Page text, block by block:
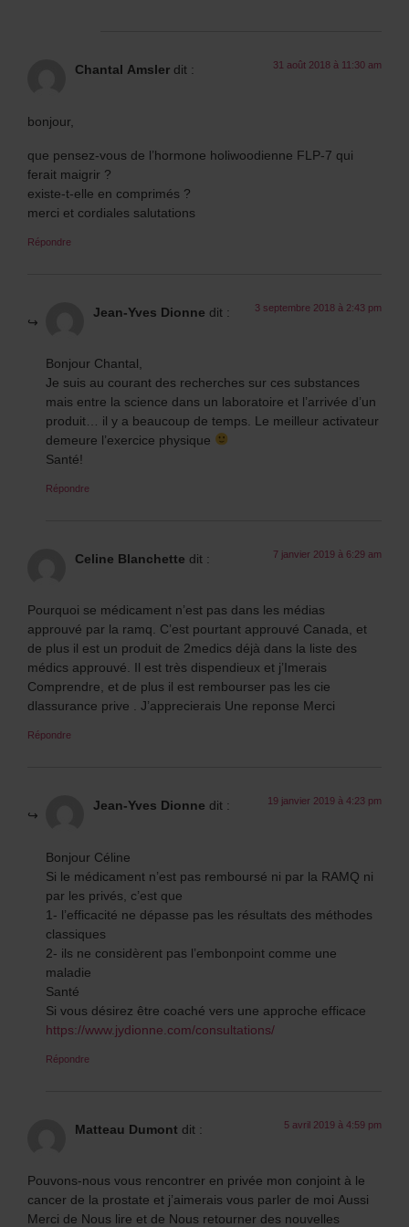
Chantal Amsler dit : 31 août 2018 à 11:30 am
bonjour,
que pensez-vous de l’hormone holiwoodienne FLP-7 qui
ferait maigrir ?
existe-t-elle en comprimés ?
merci et cordiales salutations
Répondre
Jean-Yves Dionne dit : 3 septembre 2018 à 2:43 pm
Bonjour Chantal,
Je suis au courant des recherches sur ces substances
mais entre la science dans un laboratoire et l’arrivée d’un
produit… il y a beaucoup de temps. Le meilleur activateur
demeure l’exercice physique
Santé!
Répondre
Celine Blanchette dit : 7 janvier 2019 à 6:29 am
Pourquoi se médicament n’est pas dans les médias
approuvé par la ramq. C’est pourtant approuvé Canada, et
de plus il est un produit de 2medics déjà dans la liste des
médics approuvé. Il est très dispendieux et j’Imerais
Comprendre, et de plus il est rembourser pas les cie
dlassurance prive . J’apprecierais Une reponse Merci
Répondre
Jean-Yves Dionne dit : 19 janvier 2019 à 4:23 pm
Bonjour Céline
Si le médicament n’est pas remboursé ni par la RAMQ ni
par les privés, c’est que
1- l’efficacité ne dépasse pas les résultats des méthodes
classiques
2- ils ne considèrent pas l’embonpoint comme une
maladie
Santé
Si vous désirez être coaché vers une approche efficace
https://www.jydionne.com/consultations/
Répondre
Matteau Dumont dit : 5 avril 2019 à 4:59 pm
Pouvons-nous vous rencontrer en privée mon conjoint à le
cancer de la prostate et j’aimerais vous parler de moi Aussi
Merci de Nous lire et de Nous retourner des nouvelles